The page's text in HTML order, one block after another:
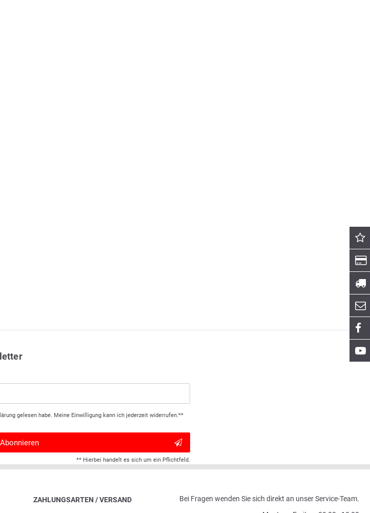
gelesen habe. Meine Einwilligung kann ich jederzeit widerrufen.**
Abonnieren
** Hierbei handelt es sich um ein Pflichtfeld.
ZAHLUNGSARTEN / VERSAND
Bei Fragen wenden Sie sich direkt an unser Service-Team.